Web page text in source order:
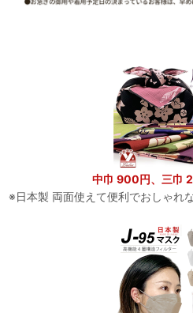
中巾 900円、三巾
※日本製 両面使えて便利でおしゃれ